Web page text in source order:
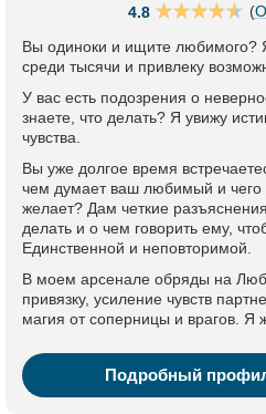
4.8 (
Вы одиноки и ищите любимого?
среди тысячи и привлеку
У вас есть подозрения о
знаете, что делать? Я увижу
чувства.
Вы уже долгое время
чем думает ваш любимый и
желает? Дам четкие
делать и о чем говорить ему,
Единственной и неповторимой.
В моем арсенале обряды на
привязку, усиление чувств
магия от соперницы и врагов. Я
Подробный